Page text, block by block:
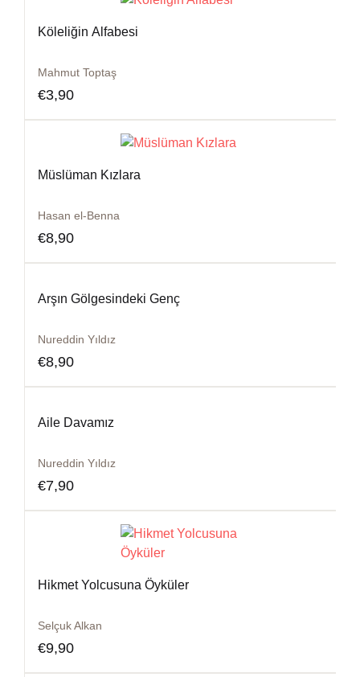
Köleliğin Alfabesi
Mahmut Toptaş
€3,90
Müslüman Kızlara
Hasan el-Benna
€8,90
Arşın Gölgesindeki Genç
Nureddin Yıldız
€8,90
Aile Davamız
Nureddin Yıldız
€7,90
Hikmet Yolcusuna Öyküler
Selçuk Alkan
€9,90